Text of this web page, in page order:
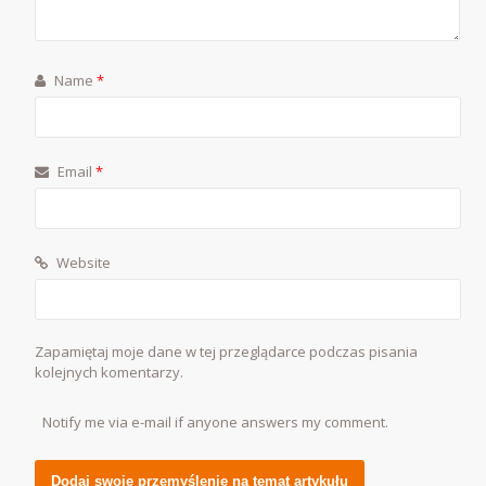
Name*
Email*
Website
Zapamiętaj moje dane w tej przeglądarce podczas pisania
kolejnych komentarzy.
Notify me via e-mail if anyone answers my comment.